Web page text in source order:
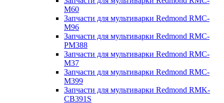
M60
Запчасти для мультиварки Redmond RMC-
M96
Запчасти для мультиварки Redmond RMC-
PM388
Запчасти для мультиварки Redmond RMC-
M37
Запчасти для мультиварки Redmond RMC-
M399
Запчасти для мультиварки Redmond RMK-
CB391S